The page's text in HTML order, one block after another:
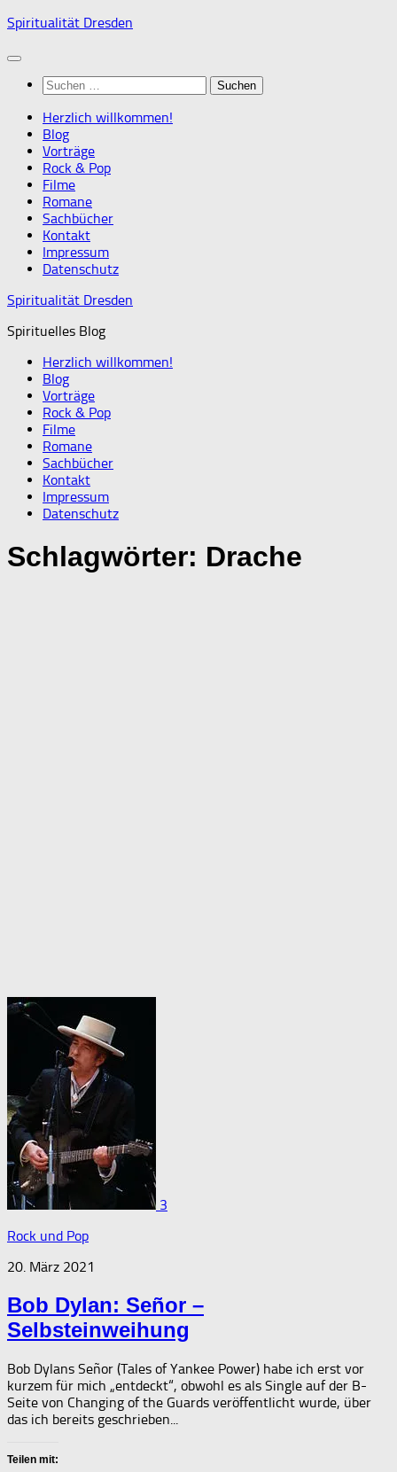
Zum
springen
Spiritualität Dresden
Suchen
nach:
Herzlich willkommen!
Blog
Vorträge
Rock & Pop
Filme
Romane
Sachbücher
Kontakt
Impressum
Datenschutz
Spiritualität Dresden
Spirituelles Blog
Herzlich willkommen!
Blog
Vorträge
Rock & Pop
Filme
Romane
Sachbücher
Kontakt
Impressum
Datenschutz
Schlagwörter: Drache
3
Rock und Pop
20. März 2021
Bob Dylan: Señor –
Selbsteinweihung
Bob Dylans Señor (Tales of Yankee Power) habe ich erst vor
kurzem für mich „entdeckt“, obwohl es als Single auf der B-
Seite von Changing of the Guards veröffentlicht wurde, über
das ich bereits geschrieben...
Teilen mit: